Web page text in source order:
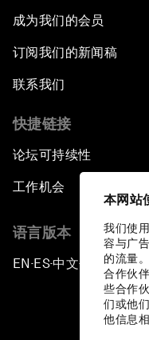
本网站
我们使
容与广
的流量
合作伙
些合作
们或他
他信息相
成为我们的会员
订阅我们的新闻稿
联系我们
快捷链接
论坛可持续性
工作机会
语言版本
EN ▪ ES▪中文▪ 日本語